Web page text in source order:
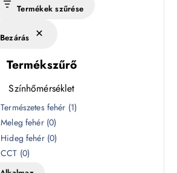
Termékek szűrése
Bezárás
Termékszűrő
Színhőmérséklet
Természetes fehér (1)
Meleg fehér (0)
Hideg fehér (0)
CCT (0)